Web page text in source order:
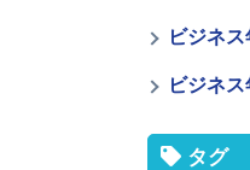
ビジネ
ビジネ
タグ